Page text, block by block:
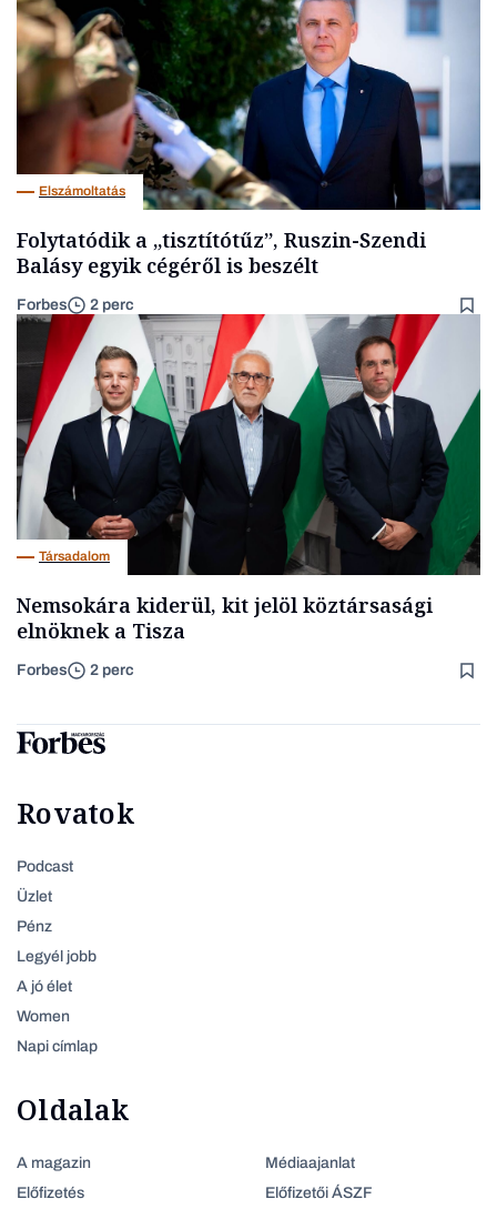
Elszámoltatás
Folytatódik a „tisztítótűz”, Ruszin-Szendi
Balásy egyik cégéről is beszélt
Forbes 2 perc
Társadalom
Nemsokára kiderül, kit jelöl köztársasági
elnöknek a Tisza
Forbes 2 perc
Rovatok
Podcast
Üzlet
Pénz
Legyél jobb
A jó élet
Women
Napi címlap
Oldalak
A magazin
Előfizetés
Médiaajanlat
Előfizetői ÁSZF